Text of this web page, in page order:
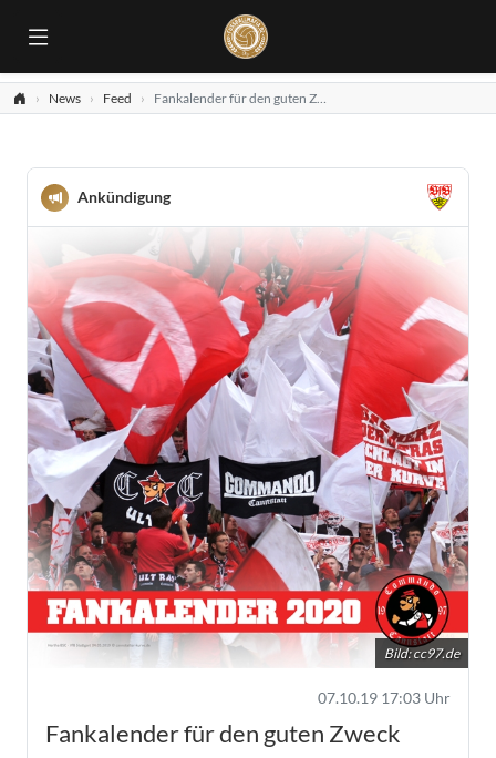
News Feed Fankalender für den guten Zweck
Ankündigung
Bild:cc97.de
07.10.19 17:03 Uhr
Fankalender für den guten Zweck